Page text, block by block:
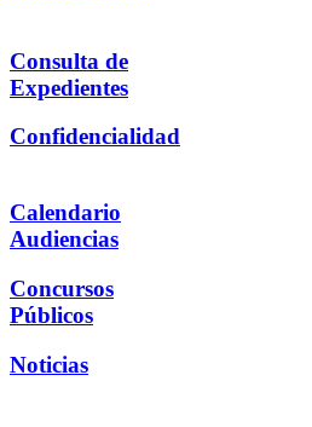
Consulta de
Expedientes
Confidencialidad
Calendario
Audiencias
Concursos
Públicos
Noticias